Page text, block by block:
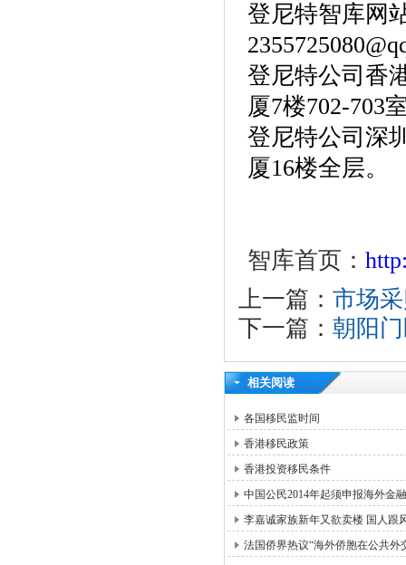
登尼特智库网
登尼特公司 香
厦7楼702-703
登尼特公司 深
厦16楼全层。
智库首页：
上一篇： 市场
下一篇： 朝阳
相关阅读
各国移民监时间
香港移民政策
香港投资移民条件
中国公民2014年起须申报海外金
李嘉诚家族新年又欲卖楼 国人跟
法国侨界热议“海外侨胞在公共外